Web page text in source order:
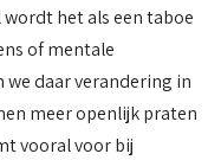
het als een taboe
of mentale
daar verandering in
meer openlijk praten
vooral voor bij